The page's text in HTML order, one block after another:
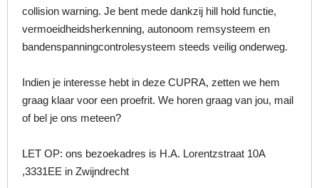
collision warning. Je bent mede dankzij hill hold functie,
vermoeidheidsherkenning, autonoom remsysteem en
bandenspanningcontrolesysteem steeds veilig onderweg.
Indien je interesse hebt in deze CUPRA, zetten we hem
graag klaar voor een proefrit. We horen graag van jou, mail
of bel je ons meteen?
LET OP: ons bezoekadres is H.A. Lorentzstraat 10A
,3331EE in Zwijndrecht